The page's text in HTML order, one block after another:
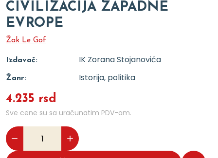
CIVILIZACIJA ZAPADNE
EVROPE
Žak Le Gof
Izdavač: IK Zorana Stojanovića
Žanr: Istorija, politika
4.235 rsd
Sve cene su sa uračunatim PDV-om.